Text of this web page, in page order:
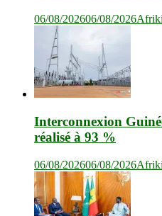
06/08/202606/08/2026
Interconnexion
réalisé à 93 %
06/08/202606/08/2026